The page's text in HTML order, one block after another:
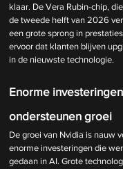
klaar. De Vera Rubin-chip,
de tweede helft van 2026
een grote sprong in
ervoor dat klanten blijven
in de nieuwste technologie.
Enorme
ondersteunen groei
De groei van Nvidia is nauw
enorme investeringen die
gedaan in AI. Grote